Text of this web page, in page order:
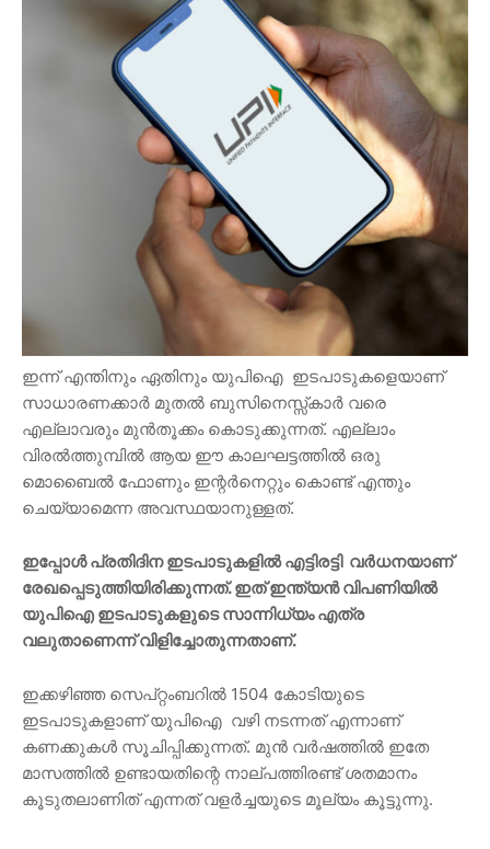
ഇന്ന് എന്തിനും ഏതിനും യുപിഐ ഇടപാടുകളെയാണ്
സാധാരണക്കാർ മുതൽ ബുസിനെസ്സ്കാർ വരെ
എല്ലാവരും മുൻ‌തൂക്കം കൊടുക്കുന്നത്. എല്ലാം
വിരൽത്തുമ്പിൽ ആയ ഈ കാലഘട്ടത്തിൽ ഒരു
മൊബൈൽ ഫോണും ഇന്റർനെറ്റും കൊണ്ട് എന്തും
ചെയ്യാമെന്ന അവസ്ഥയാനുള്ളത്.
ഇപ്പോൾ പ്രതിദിന ഇടപാടുകളിൽ എട്ടിരട്ടി വർധനയാണ്
രേഖപ്പെടുത്തിയിരിക്കുന്നത്. ഇത് ഇന്ത്യൻ വിപണിയിൽ
യുപിഐ ഇടപാടുകളുടെ സാന്നിധ്യം എത്ര
വലുതാണെന്ന് വിളിച്ചോതുന്നതാണ്.
ഇക്കഴിഞ്ഞ സെപ്റ്റംബറിൽ 1504 കോടിയുടെ
ഇടപാടുകളാണ് യുപിഐ വഴി നടന്നത് എന്നാണ്
കണക്കുകൾ സൂചിപ്പിക്കുന്നത്. മുൻ വർഷത്തിൽ ഇതേ
മാസത്തിൽ ഉണ്ടായതിന്റെ നാല്പത്തിരണ്ട്‌ ശതമാനം
കൂടുതലാണിത് എന്നത് വളർച്ചയുടെ മൂല്യം കൂട്ടുന്നു.